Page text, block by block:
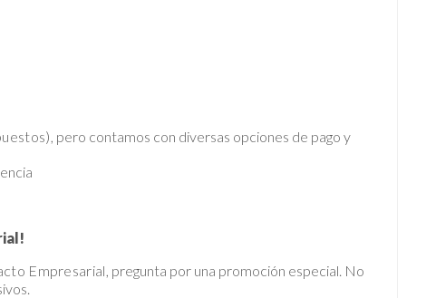
, pero contamos con diversas opciones de pago y
Empresarial, pregunta por una promoción especial. No